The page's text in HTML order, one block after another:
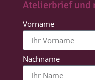
Atelierbrief und
Vorname
Nachname